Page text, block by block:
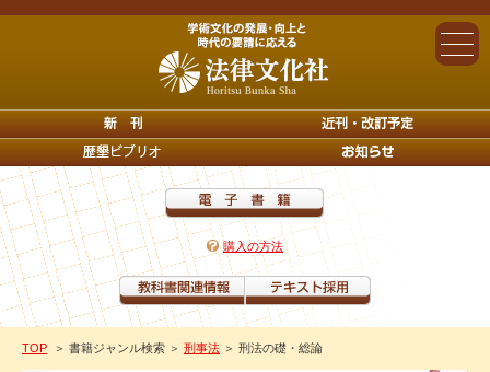
購入の方法
TOP ＞ 書籍ジャンル検索 ＞ 刑事法 ＞ 刑法の礎・総論